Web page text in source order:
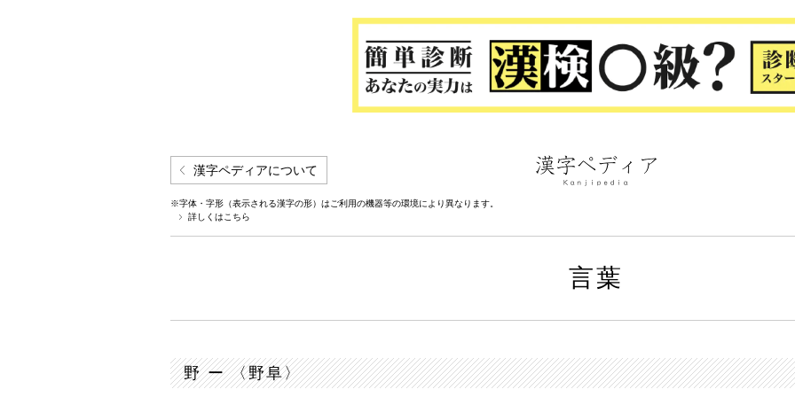
漢字ペディアについて
※字体・字形（表示される漢字の形）はご利用の機器等の環境により異なります。
詳しくはこちら
言葉
野 ー 〈野阜〉